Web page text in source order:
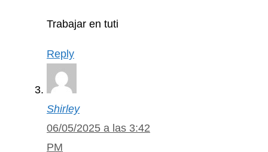
Trabajar en tuti
Reply
Shirley
06/05/2025 a las 3:42
PM